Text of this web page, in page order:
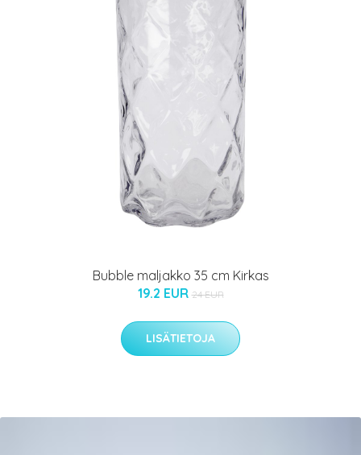
Bubble maljakko 35 cm Kirkas
19.2 EUR 24 EUR
LISÄTIETOJA